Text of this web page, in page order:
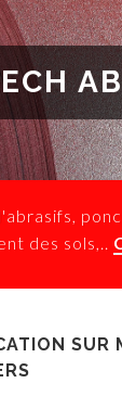
des sols,..
SUR